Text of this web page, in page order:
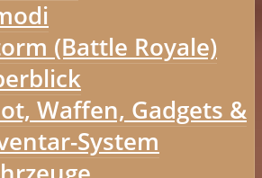
(Battle Royale)
Waffen, Gadgets &
System